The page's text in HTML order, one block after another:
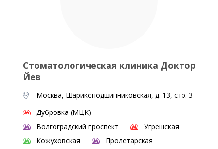
Стоматологическая клиника Доктор
Йёв
Москва, Шарикоподшипниковская, д. 13, стр. 3
Дубровка (МЦК)
Волгоградский проспект
Угрешская
Кожуховская
Пролетарская